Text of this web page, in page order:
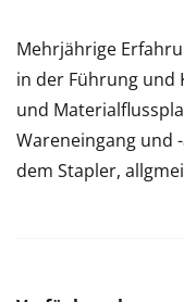
Mehrjährige
in der Führung und
und
Wareneingang und
dem Stapler,